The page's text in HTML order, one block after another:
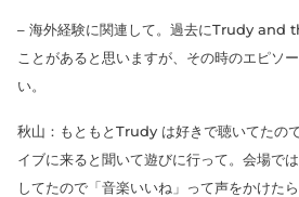
– 海外経験に関連して。過去にTrudy and
ことがあると思いますが、その時のエピソ
い。
秋山：もともとTrudy は好きで聴いてたの
イブに来ると聞いて遊びに行って。会場で
してたので「音楽いいね」って声をかけた